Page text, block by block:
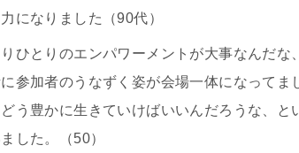
になりました（90代）
ひとりのエンパワーメントが大事なんだな
参加者のうなずく姿が会場一体になってま
う豊かに生きていけばいいんだろうな、
した。（50）